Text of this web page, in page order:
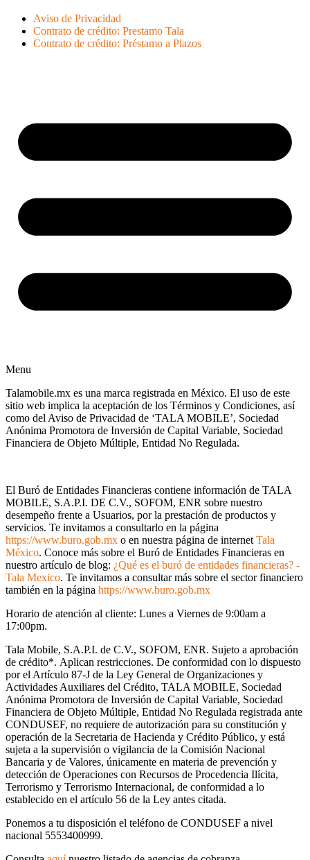
Aviso de Privacidad
Contrato de crédito: Prestamo Tala
Contrato de crédito: Préstamo a Plazos
Menu
Talamobile.mx es una marca registrada en México. El uso de este
sitio web implica la aceptación de los Términos y Condiciones, así
como del Aviso de Privacidad de ‘TALA MOBILE’, Sociedad
Anónima Promotora de Inversión de Capital Variable, Sociedad
Financiera de Objeto Múltiple, Entidad No Regulada.
El Buró de Entidades Financieras contiene información de TALA
MOBILE, S.A.P.I. DE C.V., SOFOM, ENR sobre nuestro
desempeño frente a Usuarios, por la prestación de productos y
servicios. Te invitamos a consultarlo en la página
https://www.buro.gob.mx o en nuestra página de internet Tala
México. Conoce más sobre el Buró de Entidades Financieras en
nuestro artículo de blog: ¿Qué es el buró de entidades financieras? -
Tala Mexico. Te invitamos a consultar más sobre el sector financiero
también en la página https://www.buro.gob.mx
Horario de atención al cliente: Lunes a Viernes de 9:00am a
17:00pm.
Tala Mobile, S.A.P.I. de C.V., SOFOM, ENR. Sujeto a aprobación
de crédito*. Aplican restricciones. De conformidad con lo dispuesto
por el Artículo 87-J de la Ley General de Organizaciones y
Actividades Auxiliares del Crédito, TALA MOBILE, Sociedad
Anónima Promotora de Inversión de Capital Variable, Sociedad
Financiera de Objeto Múltiple, Entidad No Regulada registrada ante
CONDUSEF, no requiere de autorización para su constitución y
operación de la Secretaria de Hacienda y Crédito Público, y está
sujeta a la supervisión o vigilancia de la Comisión Nacional
Bancaria y de Valores, únicamente en materia de prevención y
detección de Operaciones con Recursos de Procedencia Ilícita,
Terrorismo y Terrorismo Internacional, de conformidad a lo
establecido en el artículo 56 de la Ley antes citada.
Ponemos a tu disposición el teléfono de CONDUSEF a nivel
nacional 5553400999.